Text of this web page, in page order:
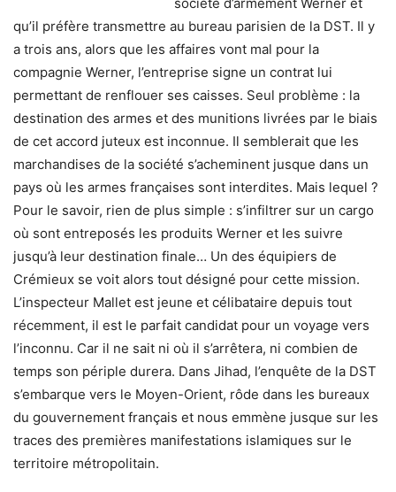
qu’il préfère transmettre au bureau parisien de la DST. Il y
a trois ans, alors que les affaires vont mal pour la
compagnie Werner, l’entreprise signe un contrat lui
permettant de renflouer ses caisses. Seul problème : la
destination des armes et des munitions livrées par le biais
de cet accord juteux est inconnue. Il semblerait que les
marchandises de la société s’acheminent jusque dans un
pays où les armes françaises sont interdites. Mais lequel ?
Pour le savoir, rien de plus simple : s’infiltrer sur un cargo
où sont entreposés les produits Werner et les suivre
jusqu’à leur destination finale… Un des équipiers de
Crémieux se voit alors tout désigné pour cette mission.
L’inspecteur Mallet est jeune et célibataire depuis tout
récemment, il est le parfait candidat pour un voyage vers
l’inconnu. Car il ne sait ni où il s’arrêtera, ni combien de
temps son périple durera. Dans Jihad, l’enquête de la DST
s’embarque vers le Moyen-Orient, rôde dans les bureaux
du gouvernement français et nous emmène jusque sur les
traces des premières manifestations islamiques sur le
territoire métropolitain.